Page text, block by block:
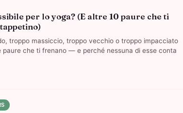
per lo yoga? (E altre 10 paure che ti
troppo massiccio, troppo vecchio o troppo impacciato
paure che ti frenano — e perché nessuna di esse conta